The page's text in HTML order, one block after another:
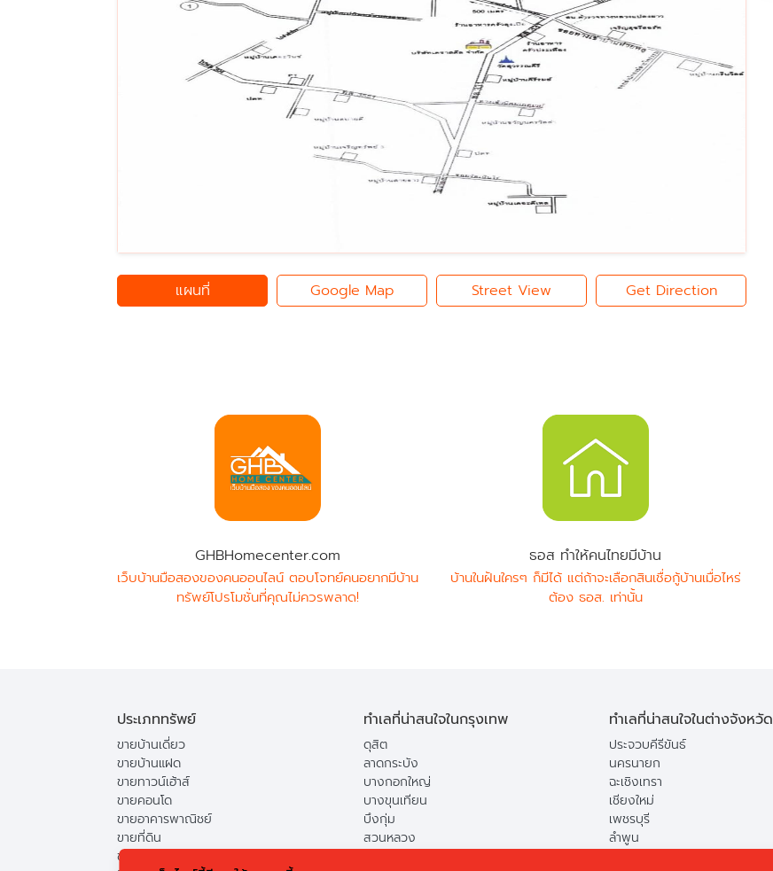
แผนที่ Google Map Street View Get Direction
GHBHomecenter.com
เว็บบ้านมือสองของคนออนไลน์ ตอบโจทย์คนอยากมีบ้าน
ทรัพย์โปรโมชั่นที่คุณไม่ควรพลาด!
ธอส ทำให้คนไทยมีบ้าน
บ้านในฝันใครๆ ก็มีได้ แต่ถ้าจะเลือกสินเชื่อกู้บ้านเมื่อไหร่
ต้อง ธอส. เท่านั้น
ประเภททรัพย์
ขายบ้านเดี่ยว
ขายบ้านแฝด
ขายทาวน์เฮ้าส์
ขายคอนโด
ขายอาคารพาณิชย์
ขายที่ดิน
ขายแฟลต
ทำเลที่น่าสนใจในกรุงเทพ
ดุสิต
ลาดกระบัง
บางกอกใหญ่
บางขุนเทียน
บึงกุ่ม
สวนหลวง
ทำเลที่น่าสนใจในต่างจังหวัด
ประจวบคีรีขันธ์
นครนายก
ฉะเชิงเทรา
เชียงใหม่
เพชรบุรี
ลำพูน